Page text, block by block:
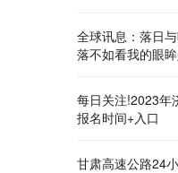
全球讯息：落日
落不如看我的眼
每日关注!2023年
报名时间+入口
甘肃高速公路24